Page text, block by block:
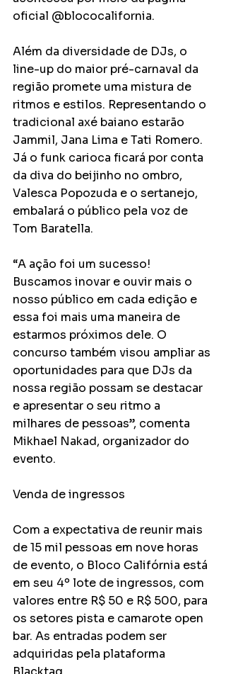
oficial @blococalifornia.
Além da diversidade de DJs, o
line-up do maior pré-carnaval da
região promete uma mistura de
ritmos e estilos. Representando o
tradicional axé baiano estarão
Jammil, Jana Lima e Tati Romero.
Já o funk carioca ficará por conta
da diva do beijinho no ombro,
Valesca Popozuda e o sertanejo,
embalará o público pela voz de
Tom Baratella.
“A ação foi um sucesso!
Buscamos inovar e ouvir mais o
nosso público em cada edição e
essa foi mais uma maneira de
estarmos próximos dele. O
concurso também visou ampliar as
oportunidades para que DJs da
nossa região possam se destacar
e apresentar o seu ritmo a
milhares de pessoas”, comenta
Mikhael Nakad, organizador do
evento.
Venda de ingressos
Com a expectativa de reunir mais
de 15 mil pessoas em nove horas
de evento, o Bloco Califórnia está
em seu 4º lote de ingressos, com
valores entre R$ 50 e R$ 500, para
os setores pista e camarote open
bar. As entradas podem ser
adquiridas pela plataforma